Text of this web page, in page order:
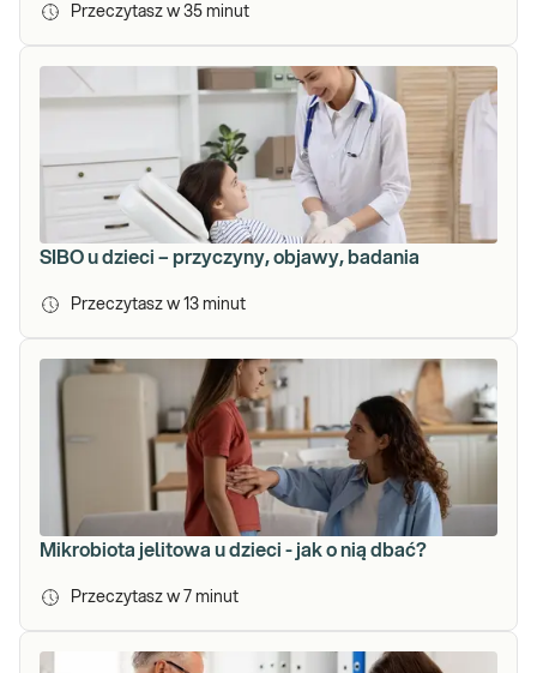
Przeczytasz w 35 minut
SIBO u dzieci – przyczyny, objawy, badania
Przeczytasz w 13 minut
Mikrobiota jelitowa u dzieci - jak o nią dbać?
Przeczytasz w 7 minut